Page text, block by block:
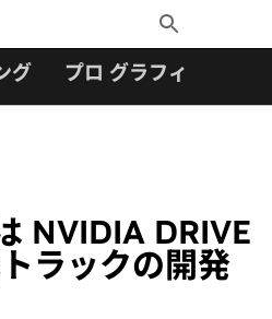
Toggle
Search
グ プロ グラフィックス
NVIDIA DRIVE
ラックの開発